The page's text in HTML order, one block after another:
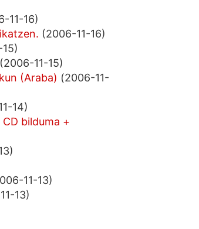
11-16)
(2006-11-16)
(2006-11-15)
(Araba) (2006-11-
14)
bilduma +
11-13)
13)